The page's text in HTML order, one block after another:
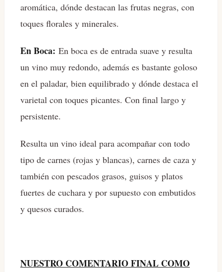
aromática, dónde destacan las frutas negras, con
toques florales y minerales.
En Boca: En boca es de entrada suave y resulta
un vino muy redondo, además es bastante goloso
en el paladar, bien equilibrado y dónde destaca el
varietal con toques picantes. Con final largo y
persistente.
Resulta un vino ideal para acompañar con todo
tipo de carnes (rojas y blancas), carnes de caza y
también con pescados grasos, guisos y platos
fuertes de cuchara y por supuesto con embutidos
y quesos curados.
NUESTRO COMENTARIO FINAL COMO